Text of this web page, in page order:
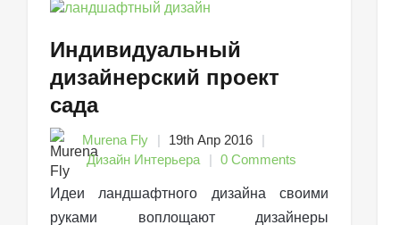
Индивидуальный
дизайнерский проект
сада
Murena Fly
19th Апр 2016
Дизайн Интерьера
0 Comments
Идеи ландшафтного дизайна своими
руками воплощают дизайнеры